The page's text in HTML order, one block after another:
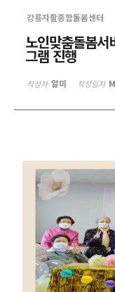
강릉자활종합돌봄센터
노인맞춤돌봄
그램 진행
작성자 알미 작성일자